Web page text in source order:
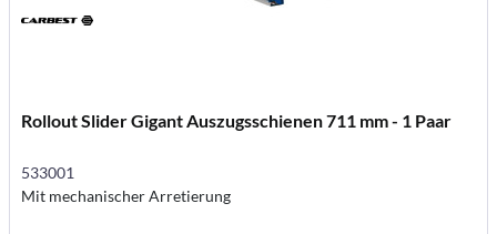
Rollout Slider Gigant Auszugsschienen 711 mm - 1 Paar
533001
Mit mechanischer Arretierung